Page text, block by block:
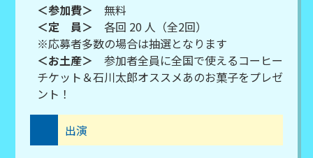
＜参加費＞ 無料
＜定 員＞ 各回 20 人（全2回）
※応募者多数の場合は抽選となります
＜お土産＞ 参加者全員に全国で使えるコーヒー
チケット＆石川太郎オススメあのお菓子をプレゼ
ント！
出演